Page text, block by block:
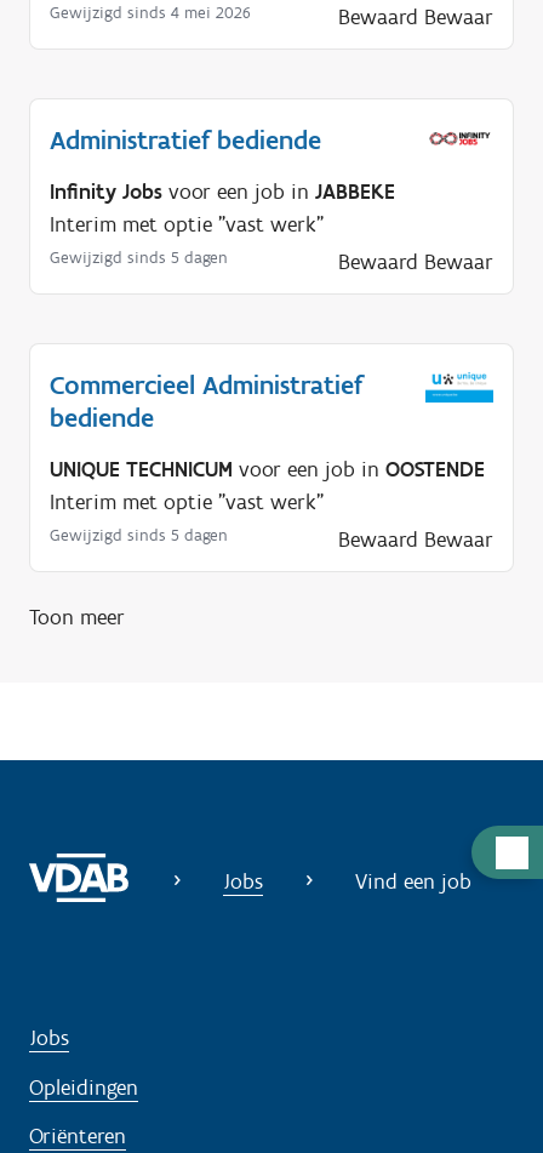
u
Gewijzigd sinds 4 mei 2026 Bewaard Bewaar
Administratief bediende
Infinity Jobs voor een job in JABBEKE
Interim met optie "vast werk"
Gewijzigd sinds 5 dagen Bewaard Bewaar
Commercieel Administratief
bediende
UNIQUE TECHNICUM voor een job in OOSTENDE
Interim met optie "vast werk"
Gewijzigd sinds 5 dagen Bewaard Bewaar
Toon meer
Jobs Vind een job
Jobs
Opleidingen
Oriënteren